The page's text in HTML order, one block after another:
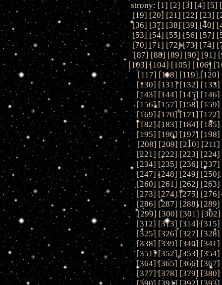
strony: [1] [2] [3] [4] [5] [
[19] [20] [21] [22] [23] [
[36] [37] [38] [39] [40] [
[53] [54] [55] [56] [57] [
[70] [71] [72] [73] [74] [
[87] [88] [89] [90] [91] [
[103] [104] [105] [106] [
[117] [118] [119] [120]
[130] [131] [132] [133]
[143] [144] [145] [146]
[156] [157] [158] [159]
[169] [170] [171] [172]
[182] [183] [184] [185]
[195] [196] [197] [198]
[208] [209] [210] [211]
[221] [222] [223] [224]
[234] [235] [236] [237]
[247] [248] [249] [250]
[260] [261] [262] [263]
[273] [274] [275] [276]
[286] [287] [288] [289]
[299] [300] [301] [302]
[312] [313] [314] [315]
[325] [326] [327] [328]
[338] [339] [340] [341]
[351] [352] [353] [354]
[364] [365] [366] [367]
[377] [378] [379] [380]